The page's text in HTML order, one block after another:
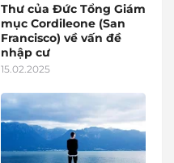
Thư của Đức Tổng Giám
mục Cordileone (San
Francisco) về vấn đề
nhập cư
15.02.2025